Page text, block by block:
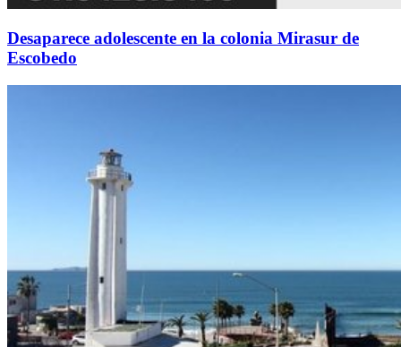
Desaparece adolescente en la colonia Mirasur de
Escobedo